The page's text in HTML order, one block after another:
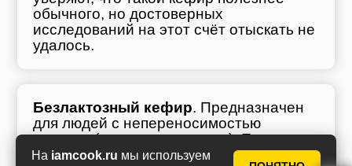
На iamcook.ru мы используем
обычного, но достоверных
исследований на этот счёт отыскать не
удалось.
Безлактозный кефир. Предназначен
для людей с непереносимостью
лактозы (молочного сахара). Его
производство почти не отличается от